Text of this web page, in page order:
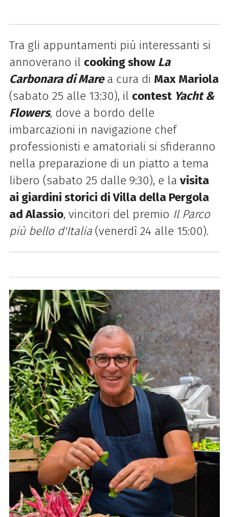
Tra gli appuntamenti più interessanti si
annoverano il cooking show La
Carbonara di Marea cura di Max Mariola
(sabato 25 alle 13:30), il contest Yacht &
Flowers, dove a bordo delle
imbarcazioni in navigazione chef
professionisti e amatoriali si sfideranno
nella preparazione di un piatto a tema
libero (sabato 25 dalle 9:30), e la visita
ai giardini storici di Villa della Pergola
ad Alassio, vincitori del premio Il Parco
più bello d'Italia(venerdì 24 alle 15:00).